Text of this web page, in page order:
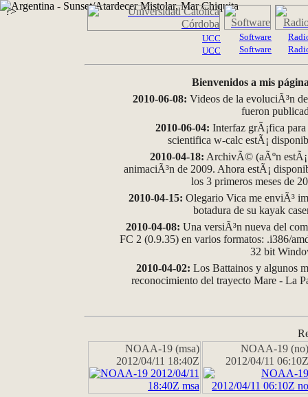
?>
UCC
UCC
Software
Software
Bienvenidos a mis
2010-06-08: Videos de la evoluciÃ³n
fueron
2010-06-04: Interfaz grÃ¡fica
scientifica w-calc estÃ¡
2010-04-18: ArchivÃ© (aÃºn
animaciÃ³n de 2009. Ahora estÃ¡
los 3 primeros meses de
2010-04-15: Olegario Vica me enviÃ³
botadura de su kayak
2010-04-08: Una versiÃ³n nueva del
FC 2 (0.9.35) en varios formatos: .i386/
32 bit
2010-04-02: Los Battainos y algunos
reconocimiento del trayecto Mare - La
NOAA-19 (msa)
2012/04/11 18:40Z
NOAA-19 (no)
2012/04/11 06:10Z